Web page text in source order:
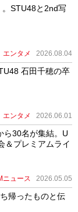
STU48と2nd写
エンタメ 2026.08.04
石田千穂の卒
エンタメ 2026.06.01
ら30名が集結。U
＆プレミアムライ
ニュース 2026.05.05
帰ったものと伝